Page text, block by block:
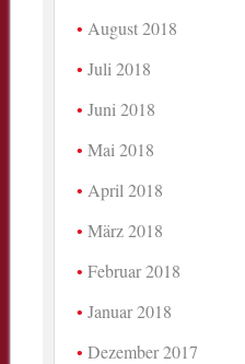
August 2018
Juli 2018
Juni 2018
Mai 2018
April 2018
März 2018
Februar 2018
Januar 2018
Dezember 2017